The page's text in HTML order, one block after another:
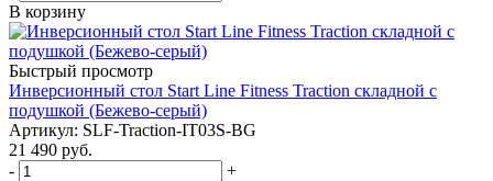
В корзину
Быстрый просмотр
Инверсионный стол Start Line Fitness Traction складной с
подушкой (Бежево-серый)
Артикул: SLF-Traction-IT03S-BG
21 490 руб.
-
+